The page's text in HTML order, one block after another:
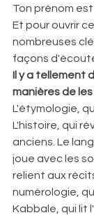
Ton prénom
Et pour ouvrir
nombreuses
façons
Il y a tellement
manières de
L'étymologie,
L'histoire, qui
anciens. Le
joue avec les
relient aux
numérologie,
Kabbale, qui lit